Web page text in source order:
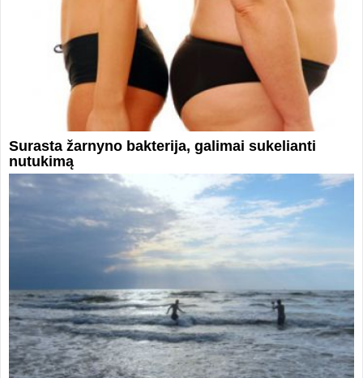
Surasta žarnyno bakterija, galimai sukelianti
nutukimą